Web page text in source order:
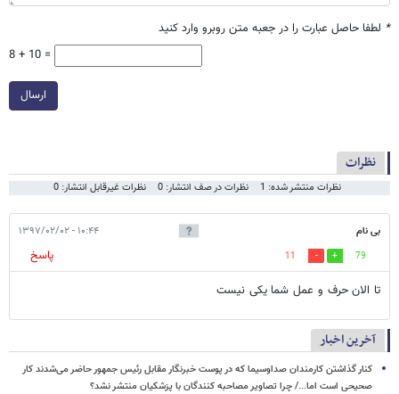
* لطفا حاصل عبارت را در جعبه متن روبرو وارد کنید
8 + 10 =
ارسال
نظرات
نظرات منتشر شده: 1 نظرات در صف انتشار: 0 نظرات غیرقابل انتشار: 0
بی نام ۱۰:۴۴ - ۱۳۹۷/۰۲/۰۲
79
11
پاسخ
تا الان حرف و عمل شما یکی نیست
آخرین اخبار
کنار گذاشتن کارمندان صداوسیما که در پوست خبرنگار مقابل رئیس جمهور حاضر می‌شدند کار
صحیحی است اما.../ چرا تصاویر مصاحبه کنندگان با پزشکیان منتشر نشد؟